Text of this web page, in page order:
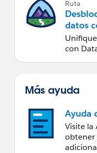
Ruta
datos
Cloud
con
Más ayuda
Ayuda
Visite la
obtener